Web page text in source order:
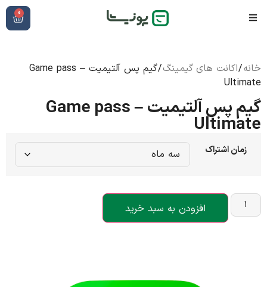
0
خانه/اکانت های گیمینگ
/ گیم پس آلتیمیت – Game pass
Ultimate
گیم پس آلتیمیت – Game pass
Ultimate
زمان اشتراک
افزودن به سبد خرید